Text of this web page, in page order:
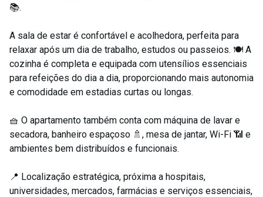
📚.
A sala de estar é confortável e acolhedora, perfeita para
relaxar após um dia de trabalho, estudos ou passeios. 🍽️ A
cozinha é completa e equipada com utensílios essenciais
para refeições do dia a dia, proporcionando mais autonomia
e comodidade em estadias curtas ou longas.
🧺 O apartamento também conta com máquina de lavar e
secadora, banheiro espaçoso 🚿, mesa de jantar, Wi-Fi 📶 e
ambientes bem distribuídos e funcionais.
📍 Localização estratégica, próxima a hospitais,
universidades, mercados, farmácias e serviços essenciais,